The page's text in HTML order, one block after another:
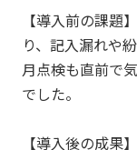
【導入前の課題
り、記入漏れや
月点検も直前で
でした。
【導入後の成果